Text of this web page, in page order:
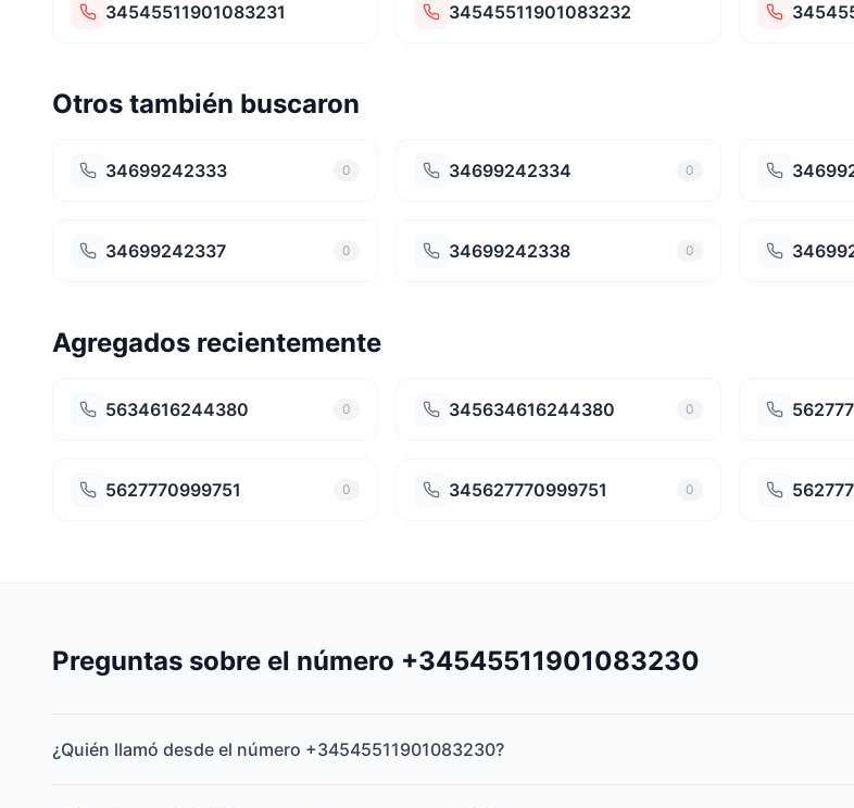
34545511901083231 34545511901083232
Otros también buscaron
34699242333 0 34699242334 0
34699242337 0 34699242338 0
Agregados recientemente
5634616244380 0 345634616244380 0
5627770999751 0 345627770999751 0
Preguntas sobre el número +34545511901083230
¿Quién llamó desde el número +34545511901083230?